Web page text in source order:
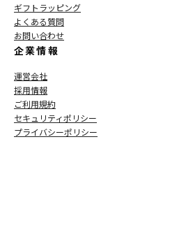
ギフトラッピング
よくある質問
お問い合わせ
企業情報
運営会社
採用情報
ご利用規約
セキュリティポリシー
プライバシーポリシー